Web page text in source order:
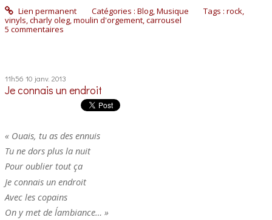
Lien permanent Catégories : Blog,Musique Tags :rock,
vinyls,charly oleg,moulin d'orgement,carrousel
5 commentaires
11h56 10 janv. 2013
Je connais un endroit
« Ouais, tu as des ennuis
Tu ne dors plus la nuit
Pour oublier tout ça
Je connais un endroit
Avec les copains
On y met de l´ambiance… »